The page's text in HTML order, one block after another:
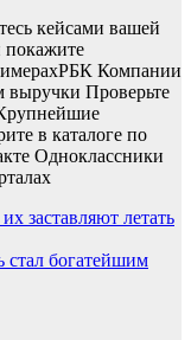
кейсами вашей
покажите
РБК Компании
Проверьте
в каталоге по
Одноклассники
заставляют летать
стал богатейшим